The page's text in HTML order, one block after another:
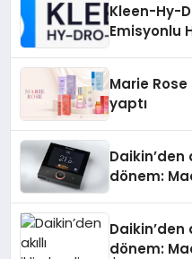
Kleen-Hy-
Emisyonlu
Marie
yaptı
Daikin’den
dönem:
Daikin’den
dönem: